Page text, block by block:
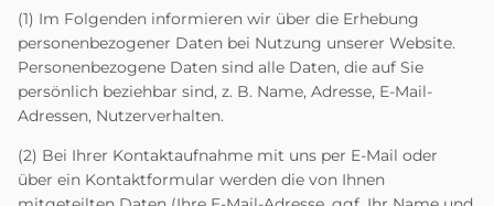
(1) Im Folgenden informieren wir über die Erhebung
personenbezogener Daten bei Nutzung unserer Website.
Personenbezogene Daten sind alle Daten, die auf Sie
persönlich beziehbar sind, z. B. Name, Adresse, E-Mail-
Adressen, Nutzerverhalten.
(2) Bei Ihrer Kontaktaufnahme mit uns per E-Mail oder
über ein Kontaktformular werden die von Ihnen